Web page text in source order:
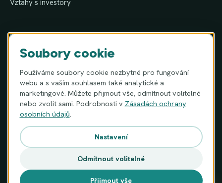
Vztahy s investory
KONTAKT
MIGAM S.A.
01-540 Varšava, Polsko
kontakt@migam.org
+48 600 069 128
© 2026 MIGAM S.A. · KRS 0000983987 · NIP 9512387159 ·
Číslo účtu (IBAN): PL96 1240 1040 1111 0010 6087 8457 (Bank
Pekao S.A., SWIFT/BIC: PKOPPLPW)
Soubory cookie
Používáme soubory cookie nezbytné pro fungování
webu a s vaším souhlasem také analytické a
marketingové. Můžete přijmout vše, odmítnout volitelné
nebo zvolit sami. Podrobnosti v Zásadách ochrany
osobních údajů
Nastavení
Odmítnout volitelné
Přijmout vše